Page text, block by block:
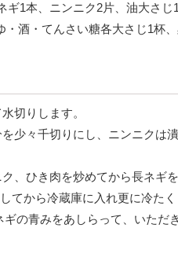
ギ1本、ニンニク2片、油大さじ
酒・てんさい糖各大さじ1杯
切りします。
少々千切りにし、ニンニクは
、ひき肉を炒めてから長ネギ
てから冷蔵庫に入れ更に冷たく
の青みをあしらって、いただき